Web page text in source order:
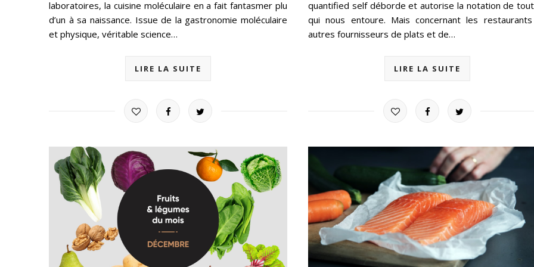
laboratoires, la cuisine moléculaire en a fait fantasmer plu
d’un à sa naissance. Issue de la gastronomie moléculaire
et physique, véritable science…
LIRE LA SUITE
quantified self déborde et autorise la notation de
qui nous entoure. Mais concernant les
autres fournisseurs de plats et de…
LIRE LA SUITE